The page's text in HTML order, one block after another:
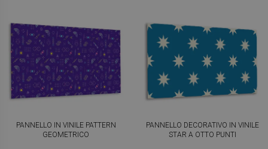
PANNELLO IN VINILE PATTERN
GEOMETRICO
PANNELLO DECORATIVO IN VINILE
STAR A OTTO PUNTI